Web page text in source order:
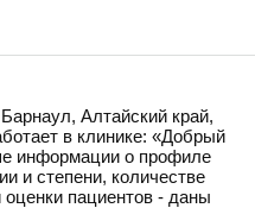
Алтайский край,
в клинике: «Добрый
информации о профиле
и степени, количестве
пациентов - даны